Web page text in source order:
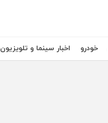
خودرو اخبار سینما و تلویزیون